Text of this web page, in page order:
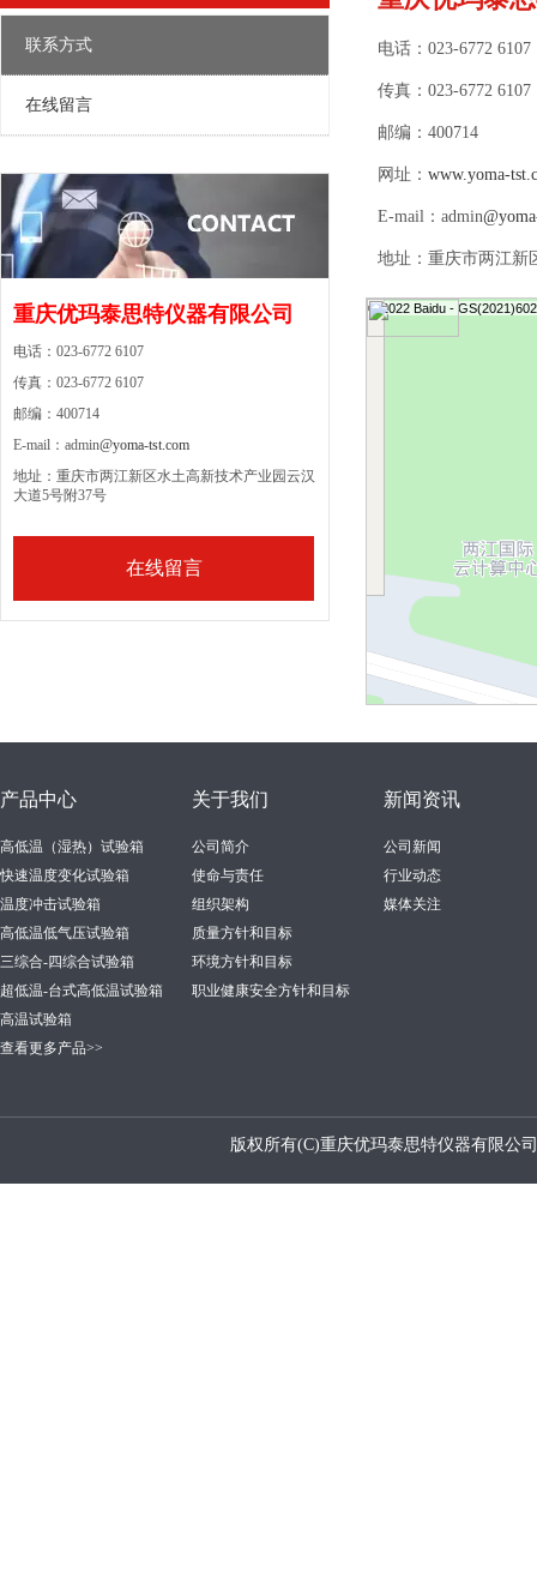
联系方式
在线留言
重庆优玛泰思特仪器有限公司
电话：023-6772 6107
传真：023-6772 6107
邮编：400714
E-mail：admin@yoma-tst.com
地址：重庆市两江新区水土高新技术产业园云汉
大道5号附37号
在线留言
电话：023-6772 6107
传真：023-6772 6107
邮编：400714
网址： www.yoma-
E-mail：admin
地址：重庆市两江新
© 2022 Baidu -
产品中心
高低温（湿热）试验箱
快速温度变化试验箱
温度冲击试验箱
高低温低气压试验箱
三综合-四综合试验箱
超低温-台式高低温试验箱
高温试验箱
查看更多产品>>
关于我们
公司简介
使命与责任
组织架构
质量方针和目标
环境方针和目标
职业健康安全方针和目标
新闻资讯
公司新闻
行业动态
媒体关注
版权所有(C)重庆优玛泰思特仪器有限公